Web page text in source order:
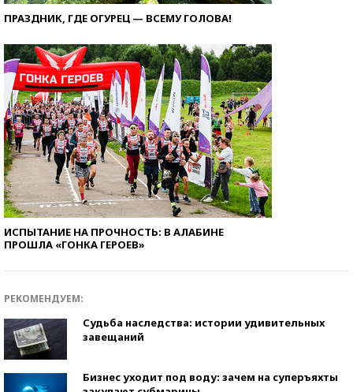
ПРАЗДНИК, ГДЕ ОГУРЕЦ — ВСЕМУ ГОЛОВА!
ИСПЫТАНИЕ НА ПРОЧНОСТЬ: В АЛАБИНЕ
ПРОШЛА «ГОНКА ГЕРОЕВ»
РЕКОМЕНДУЕМ:
Судьба наследства: истории удивительных
завещаний
Бизнес уходит под воду: зачем на суперъяхты